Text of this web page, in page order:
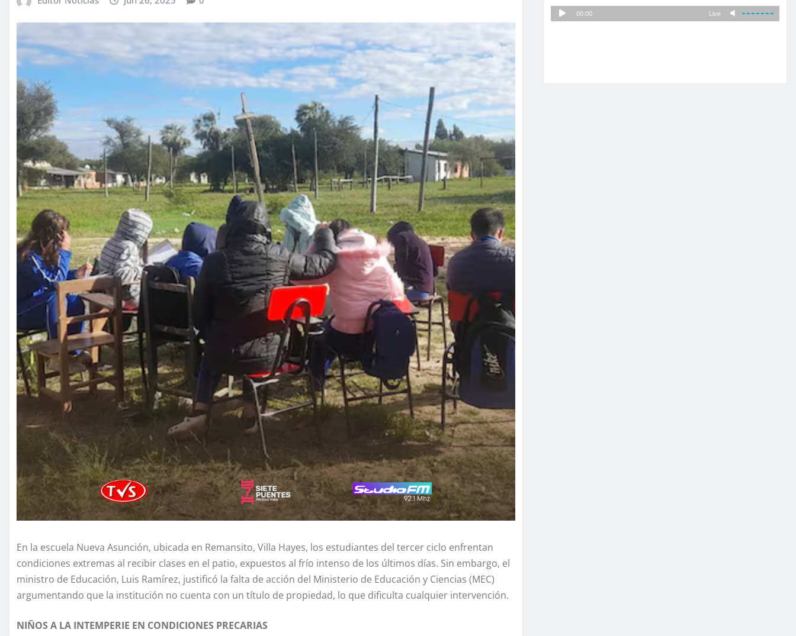
En la escuela Nueva Asunción, ubicada en Remansito, Villa Hayes, los estudiantes del tercer ciclo enfrentan
condiciones extremas al recibir clases en el patio, expuestos al frío intenso de los últimos días. Sin embargo, el
ministro de Educación, Luis Ramírez, justificó la falta de acción del Ministerio de Educación y Ciencias (MEC)
argumentando que la institución no cuenta con un título de propiedad, lo que dificulta cualquier intervención.
NIÑOS A LA INTEMPERIE EN CONDICIONES PRECARIAS